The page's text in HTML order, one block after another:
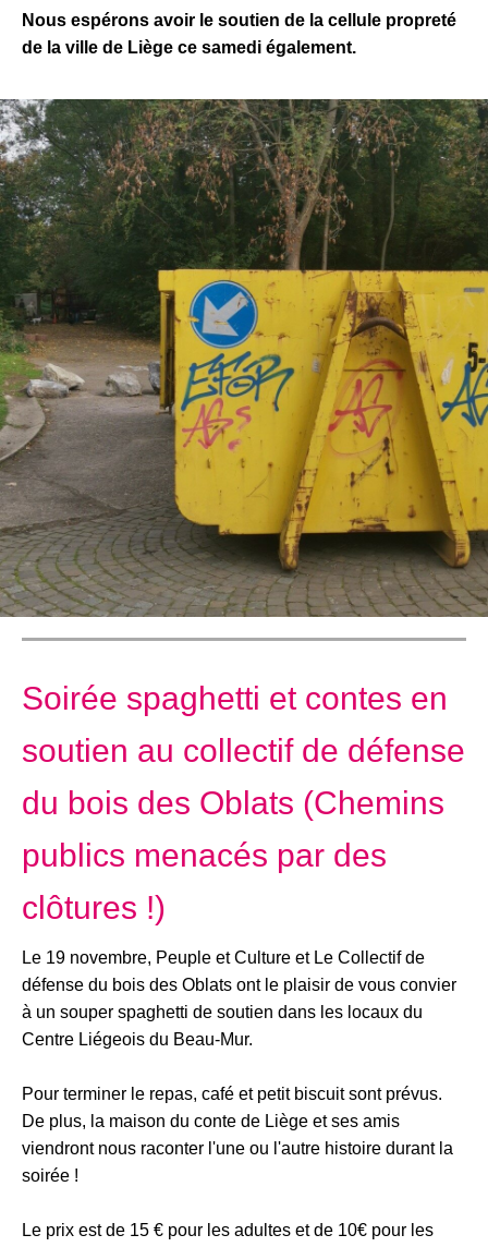
Nous espérons avoir le soutien de la cellule propreté
de la ville de Liège ce samedi également.
Soirée spaghetti et contes en
soutien au collectif de défense
du bois des Oblats (Chemins
publics menacés par des
clôtures !)
Le 19 novembre, Peuple et Culture et Le Collectif de
défense du bois des Oblats ont le plaisir de vous convier
à un souper spaghetti de soutien dans les locaux du
Centre Liégeois du Beau-Mur.
Pour terminer le repas, café et petit biscuit sont prévus.
De plus, la maison du conte de Liège et ses amis
viendront nous raconter l'une ou l'autre histoire durant la
soirée !
Le prix est de 15 € pour les adultes et de 10€ pour les